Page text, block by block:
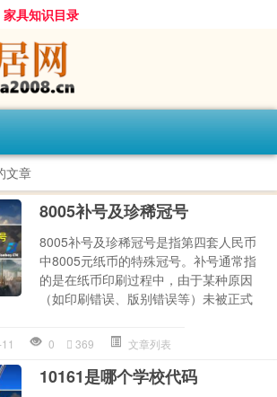
家具知识目录
文章
8005补号及珍稀冠号
8005补号及珍稀冠号是指第四套人民币
中8005元纸币的特殊冠号。补号通常指
的是在纸币印刷过程中，由于某种原因
（如印刷错误、版别错误等）未被正式
0 369 文章列表
10161是哪个学校代码